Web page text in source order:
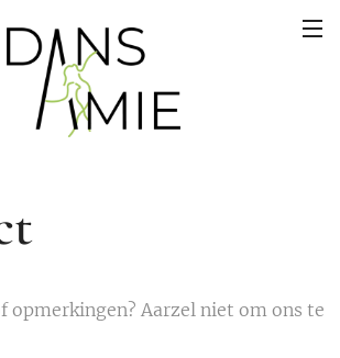
opmerkingen? Aarzel niet om ons te